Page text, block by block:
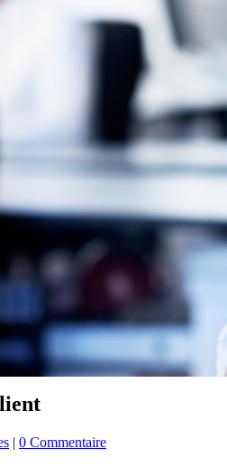
| 0 Commentaire